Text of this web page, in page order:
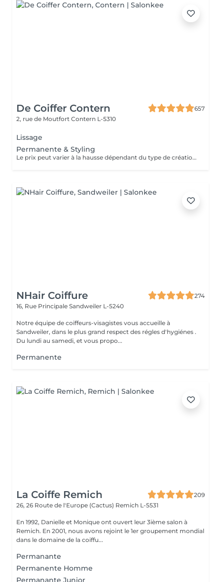
De Coiffer Contern
657
2, rue de Moutfort Contern L-5310
Lissage
Permanente & Styling
Le prix peut varier à la hausse dépendant du type de création finalement réalisée.
NHair Coiffure
274
16, Rue Principale Sandweiler L-5240
Notre équipe de coiffeurs-visagistes vous accueille à
Sandweiler, dans le plus grand respect des régles d'hygiénes .
Du lundi au samedi, et vous propo...
Permanente
La Coiffe Remich
209
26, 26 Route de l'Europe (Cactus) Remich L-5531
En 1992, Danielle et Monique ont ouvert leur 3ième salon à
Remich. En 2001, nous avons rejoint le 1er groupement mondial
dans le domaine de la coiffu...
Permanante
Permanente Homme
Permanante Junior